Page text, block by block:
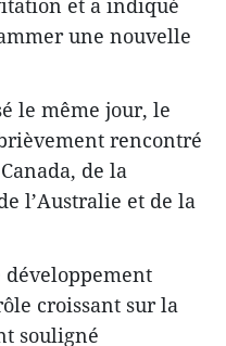
et a indiqué
une nouvelle
le même jour, le
rencontré
de la
l’Australie et de la
développement
croissant sur la
souligné